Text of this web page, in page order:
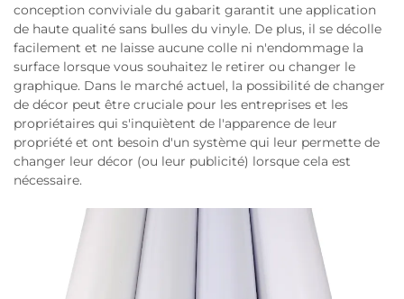
conception conviviale du gabarit garantit une application
de haute qualité sans bulles du vinyle. De plus, il se décolle
facilement et ne laisse aucune colle ni n'endommage la
surface lorsque vous souhaitez le retirer ou changer le
graphique. Dans le marché actuel, la possibilité de changer
de décor peut être cruciale pour les entreprises et les
propriétaires qui s'inquiètent de l'apparence de leur
propriété et ont besoin d'un système qui leur permette de
changer leur décor (ou leur publicité) lorsque cela est
nécessaire.